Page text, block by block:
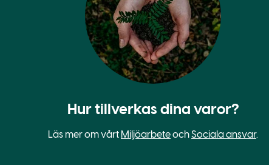
Hur tillverkas dina varor?
Läs mer om vårt MiljöarbeteochSociala ansvar.